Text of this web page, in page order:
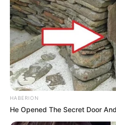
HABERION
He Opened The Secret Door